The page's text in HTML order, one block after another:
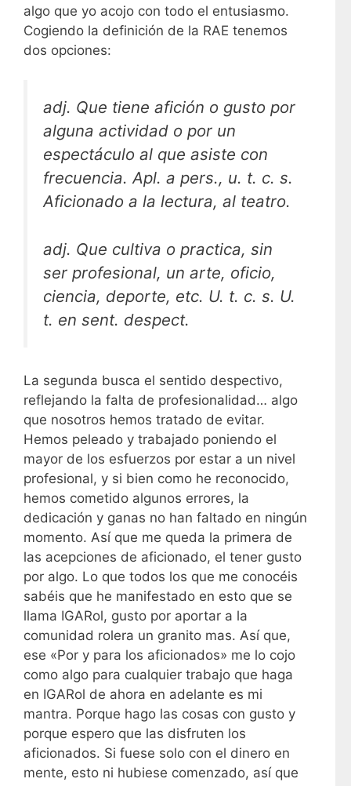
algo que yo acojo con todo el entusiasmo.
Cogiendo la definición de la RAE tenemos
dos opciones:
adj. Que tiene afición o gusto por
alguna actividad o por un
espectáculo al que asiste con
frecuencia. Apl. a pers., u. t. c. s.
Aficionado a la lectura, al teatro.
adj. Que cultiva o practica, sin
ser profesional, un arte, oficio,
ciencia, deporte, etc. U. t. c. s. U.
t. en sent. despect.
La segunda busca el sentido despectivo,
reflejando la falta de profesionalidad… algo
que nosotros hemos tratado de evitar.
Hemos peleado y trabajado poniendo el
mayor de los esfuerzos por estar a un nivel
profesional, y si bien como he reconocido,
hemos cometido algunos errores, la
dedicación y ganas no han faltado en ningún
momento. Así que me queda la primera de
las acepciones de aficionado, el tener gusto
por algo. Lo que todos los que me conocéis
sabéis que he manifestado en esto que se
llama IGARol, gusto por aportar a la
comunidad rolera un granito mas. Así que,
ese «Por y para los aficionados» me lo cojo
como algo para cualquier trabajo que haga
en IGARol de ahora en adelante es mi
mantra. Porque hago las cosas con gusto y
porque espero que las disfruten los
aficionados. Si fuese solo con el dinero en
mente, esto ni hubiese comenzado, así que